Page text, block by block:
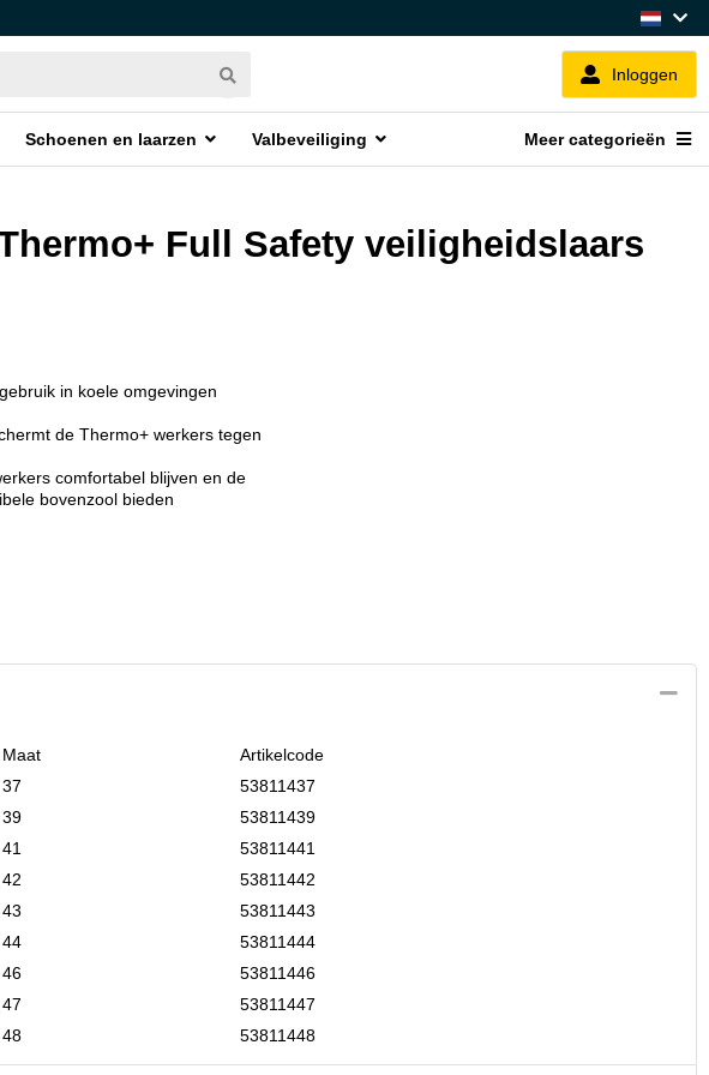
Inloggen
Schoenen en laarzen Valbeveiliging Meer categorieën
Full Safety veiligheidslaars
in koele omgevingen
de Thermo+ werkers tegen
comfortabel blijven en de
bovenzool bieden
Maat
Artikelcode
37
53811437
39
53811439
41
53811441
42
53811442
43
53811443
44
53811444
46
53811446
47
53811447
48 53811448